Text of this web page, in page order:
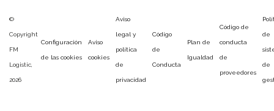
©
Copyright
FM
Logistic,
2026
Configuración
de las cookies
Aviso
cookies
Aviso
legal y
política
de
privacidad
Código
de
Conducta
Plan de
Igualdad
Código de
conducta
de
proveedores
de
de